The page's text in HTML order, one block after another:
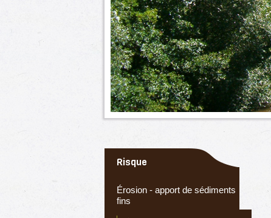
Risque
Érosion - apport de sédiments
fins